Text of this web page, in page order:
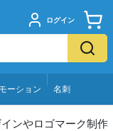
ログイン
ーション 名刺
ンやロゴマーク制作